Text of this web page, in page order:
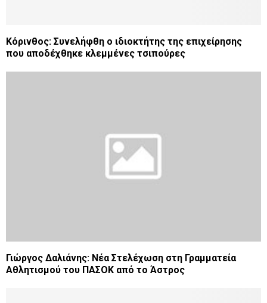
Κόρινθος: Συνελήφθη ο ιδιοκτήτης της επιχείρησης
που αποδέχθηκε κλεμμένες τσιπούρες
Γιώργος Δαλιάνης: Νέα Στελέχωση στη Γραμματεία
Αθλητισμού του ΠΑΣΟΚ από το Άστρος